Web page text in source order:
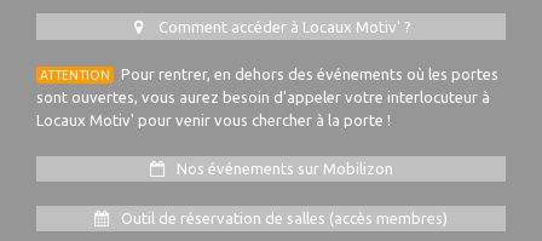
Comment accéder à Locaux Motiv' ?
ATTENTION
Pour rentrer, en dehors des événements où les portes
sont ouvertes, vous aurez besoin d'appeler votre interlocuteur à
Locaux Motiv' pour venir vous chercher à la porte !
Nos événements sur Mobilizon
Outil de réservation de salles (accès membres)